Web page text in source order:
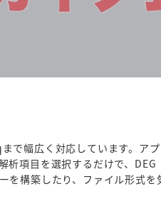
で幅広く対応しています。ア
項目を選択するだけで、
構築したり、ファイル形式を